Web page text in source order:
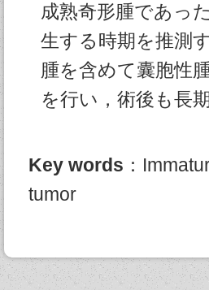
成熟奇形腫であっ
生する時期を推測
腫を含めて囊胞性
を行い，術後も長
Key words ：
tumor